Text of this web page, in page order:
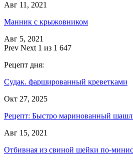
Авг 11, 2021
Манник с крыжовником
Авг 5, 2021
Prev Next 1 из 1 647
Рецепт дня:
Судак. фаршированный креветками
Окт 27, 2025
Рецепт: Быстро маринованный
Авг 15, 2021
Отбивная из свиной шейки по-